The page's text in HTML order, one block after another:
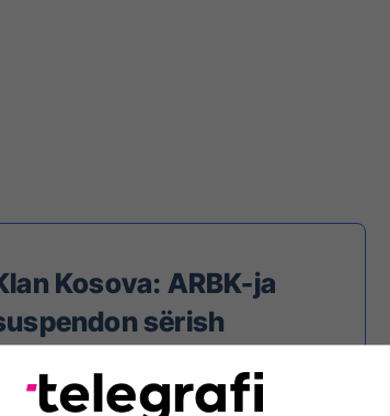
Kosova: ARBK-ja
sërish